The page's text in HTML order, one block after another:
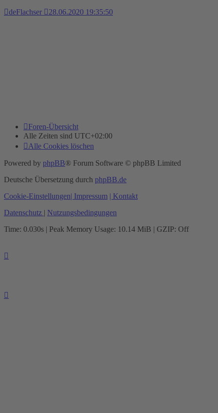
deFlachser 28.06.2020 19:35:50
Foren-Übersicht
Alle Zeiten sind UTC+02:00
Alle Cookies löschen
Powered by phpBB® Forum Software © phpBB Limited
Deutsche Übersetzung durch phpBB.de
Cookie-Einstellungen| Impressum | Kontakt
Datenschutz | Nutzungsbedingungen
Time: 0.030s | Peak Memory Usage: 10.14 MiB | GZIP: Off